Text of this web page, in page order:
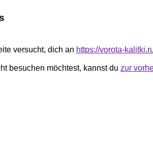
versucht, dich an https://vorota-
besuchen möchtest, kannst du zur